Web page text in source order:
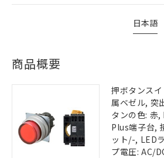
日本語
商品概要
押ボタンス
属ベゼル, 突
タンの色: 赤
Plus端子台,
ット/-, LED
プ電圧: AC/